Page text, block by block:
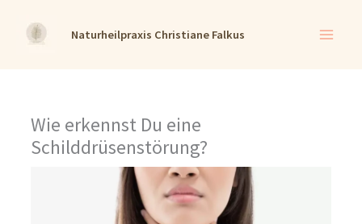
Inhalt
Naturheilpraxis Christiane Falkus
Wie erkennst Du eine
Schilddrüsenstörung?